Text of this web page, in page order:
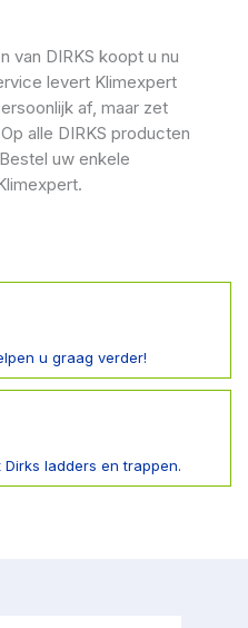
van DIRKS koopt u nu
levert Klimexpert
af, maar zet
alle DIRKS producten
uw enkele
u graag verder!
ladders en trappen.